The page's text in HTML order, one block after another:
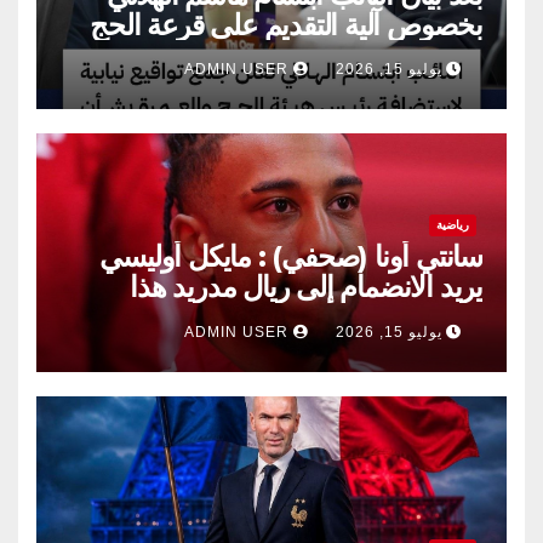
بخصوص آلية التقديم على قرعة الحج
يوليو 15, 2026
رياضية
سانتي أونا (صحفي) : مايكل أوليسي
يريد الانضمام إلى ريال مدريد هذا
الصيف.
يوليو 15, 2026 ADMIN USER